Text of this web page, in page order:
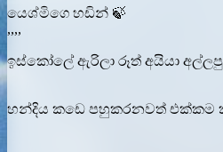
යෙශ්මිගෙ හඩින් 🍃
,,,,
ඉස්කෝලේ ඇරිලා රූත් අයියා
හන්දිය කඩෙ පහුකරනවත් එක්කම